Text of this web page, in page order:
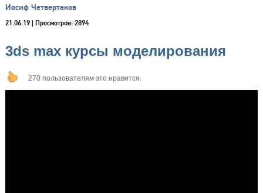
Иосиф Четвертаков
21.06.19 | Просмотров: 2894
3ds max курсы моделирования
270 пользователям это нравится.